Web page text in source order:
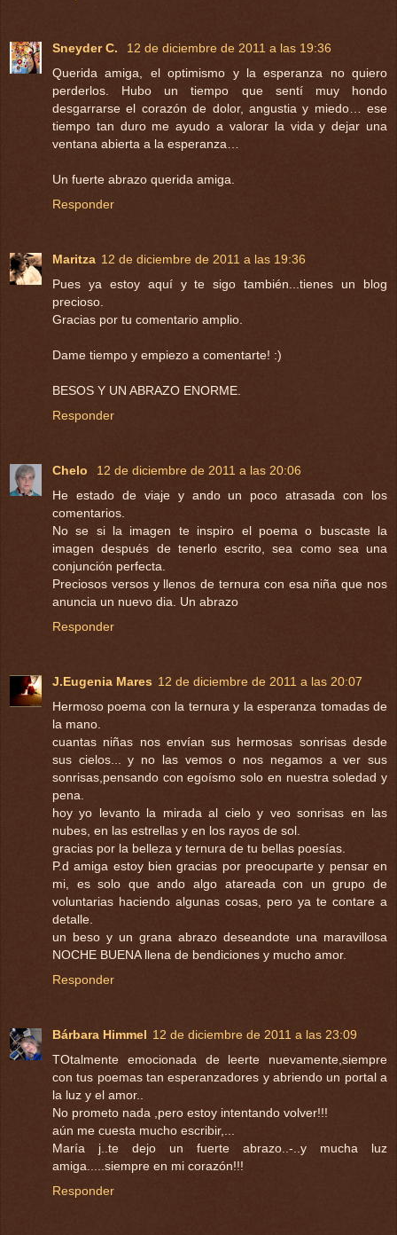
Sneyder C.
12 de diciembre de 2011 a las 19:36
Querida amiga, el optimismo y la esperanza no quiero
perderlos. Hubo un tiempo que sentí muy hondo
desgarrarse el corazón de dolor, angustia y miedo… ese
tiempo tan duro me ayudo a valorar la vida y dejar una
ventana abierta a la esperanza…
Un fuerte abrazo querida amiga.
Responder
Maritza 12 de diciembre de 2011 a las 19:36
Pues ya estoy aquí y te sigo también...tienes un blog
precioso.
Gracias por tu comentario amplio.
Dame tiempo y empiezo a comentarte! :)
BESOS Y UN ABRAZO ENORME.
Responder
Chelo
12 de diciembre de 2011 a las 20:06
He estado de viaje y ando un poco atrasada con los
comentarios.
No se si la imagen te inspiro el poema o buscaste la
imagen después de tenerlo escrito, sea como sea una
conjunción perfecta.
Preciosos versos y llenos de ternura con esa niña que nos
anuncia un nuevo dia. Un abrazo
Responder
J.Eugenia Mares 12 de diciembre de 2011 a las 20:07
Hermoso poema con la ternura y la esperanza tomadas de
la mano.
cuantas niñas nos envían sus hermosas sonrisas desde
sus cielos... y no las vemos o nos negamos a ver sus
sonrisas,pensando con egoísmo solo en nuestra soledad y
pena.
hoy yo levanto la mirada al cielo y veo sonrisas en las
nubes, en las estrellas y en los rayos de sol.
gracias por la belleza y ternura de tu bellas poesías.
P.d amiga estoy bien gracias por preocuparte y pensar en
mi, es solo que ando algo atareada con un grupo de
voluntarias haciendo algunas cosas, pero ya te contare a
detalle.
un beso y un grana abrazo deseandote una maravillosa
NOCHE BUENA llena de bendiciones y mucho amor.
Responder
Bárbara Himmel 12 de diciembre de 2011 a las 23:09
TOtalmente emocionada de leerte nuevamente,siempre
con tus poemas tan esperanzadores y abriendo un portal a
la luz y el amor..
No prometo nada ,pero estoy intentando volver!!!
aún me cuesta mucho escribir,...
María j..te dejo un fuerte abrazo..-..y mucha luz
amiga.....siempre en mi corazón!!!
Responder